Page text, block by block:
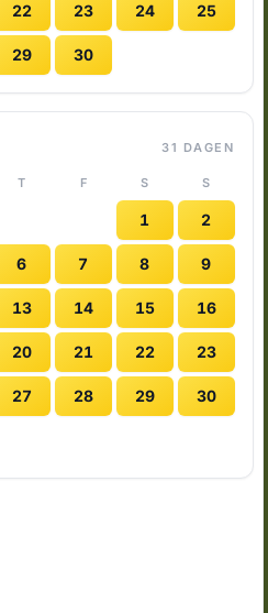
22 23 24 25
29 30
31 DAGEN
T F S S
1 2
6 7 8 9
13 14 15 16
20 21 22 23
27 28 29 30